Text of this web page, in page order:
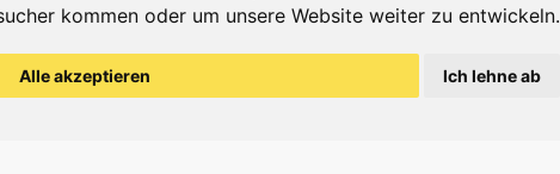
kommen oder um unsere Website weiter zu entwickeln.
Alle akzeptieren Ich lehne ab
Arbeitsblätter